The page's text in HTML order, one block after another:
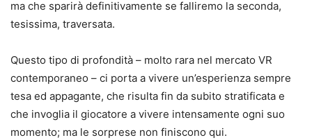
ma che sparirà definitivamente se falliremo la seconda,
tesissima, traversata.
Questo tipo di profondità – molto rara nel mercato VR
contemporaneo – ci porta a vivere un’esperienza sempre
tesa ed appagante, che risulta fin da subito stratificata e
che invoglia il giocatore a vivere intensamente ogni suo
momento; ma le sorprese non finiscono qui.